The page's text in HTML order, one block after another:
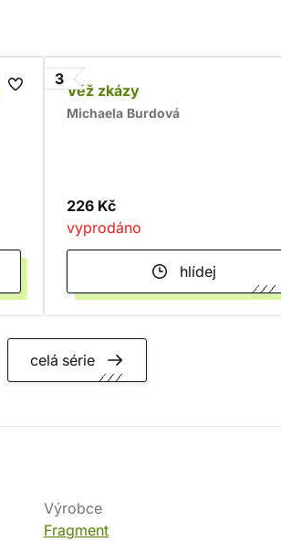
3
Věž zkázy
Michaela Burdová
226 Kč
vyprodáno
hlídej
celá série
Výrobce
Fragment